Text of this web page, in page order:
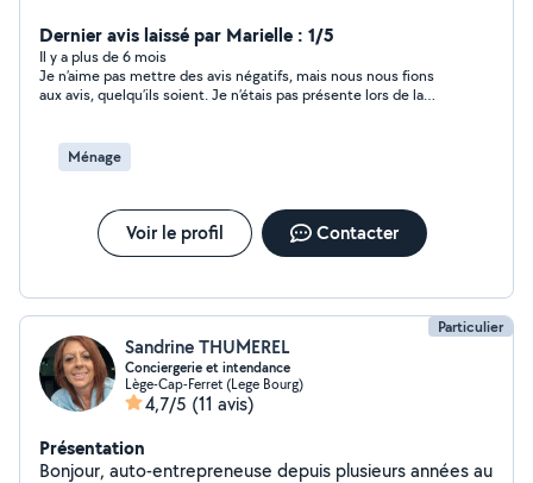
Dernier avis laissé par Marielle : 1/5
Il y a plus de 6 mois
Je n’aime pas mettre des avis négatifs, mais nous nous fions
aux avis, quelqu’ils soient. Je n’étais pas présente lors de la
Je me retrouve avec plein de traces de nettoyage « grasses »
(j’ai dû rincer 2 fois avant de nettoyer à nouveau), des endroits
n’ai pas eu le temps de passer par les CESU, ce qui m’aurait
coûté le même prix, mais avec la possibilité d’un retour auprès
de la société
Ménage
Voir le profil Contacter
Particulier
Sandrine THUMEREL
Conciergerie et intendance
Lège-Cap-Ferret (Lege Bourg)
4,7/5 (11 avis)
Présentation
Bonjour, auto-entrepreneuse depuis plusieurs années au